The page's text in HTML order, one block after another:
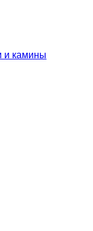
и камины